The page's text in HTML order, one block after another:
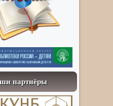
партнёры